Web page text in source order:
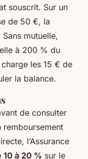
souscrit. Sur un
de 50 €, la
mutuelle,
à 200 % du
les 15 € de
la balance.
de consulter
remboursement
l’Assurance
10 à 20 % sur le